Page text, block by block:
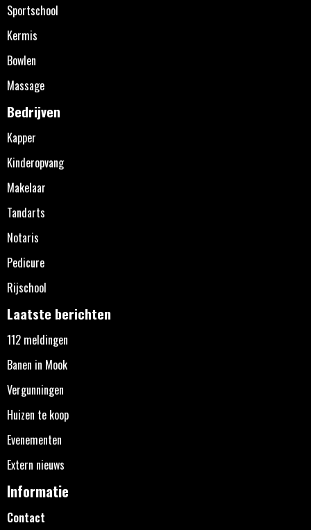
Sportschool
Kermis
Bowlen
Massage
Bedrijven
Kapper
Kinderopvang
Makelaar
Tandarts
Notaris
Pedicure
Rijschool
Laatste berichten
112 meldingen
Banen in Mook
Vergunningen
Huizen te koop
Evenementen
Extern nieuws
Informatie
Contact